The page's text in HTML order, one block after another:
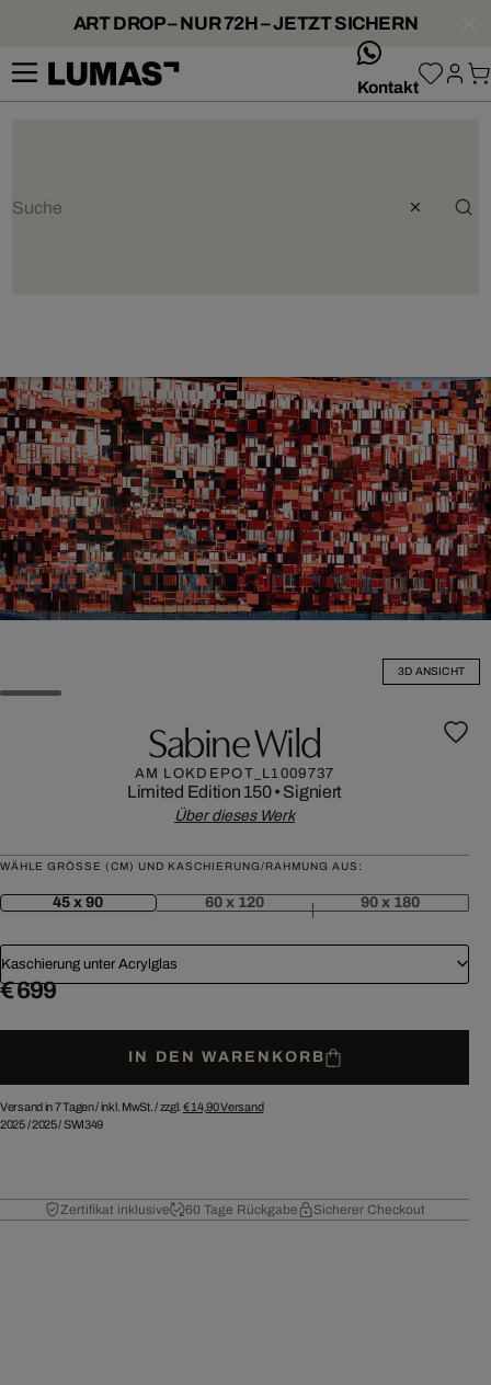
ART DROP – NUR 72H – JETZT SICHERN
Kontakt
3D ANSICHT
Sabine Wild
AM LOKDEPOT_L1009737
Limited Edition 150• Signiert
Über dieses Werk
WÄHLE GRÖSSE (CM) UND KASCHIERUNG/RAHMUNG AUS:
45 x 90 60 x 120 90 x 180
Kaschierung unter Acrylglas
€ 699
IN DEN WARENKORB
Versand in 7 Tagen /inkl. MwSt. / zzgl. € 14,90Versand
2025/2025/SWI349
Zertifikat inklusive 60 Tage Rückgabe Sicherer Checkout